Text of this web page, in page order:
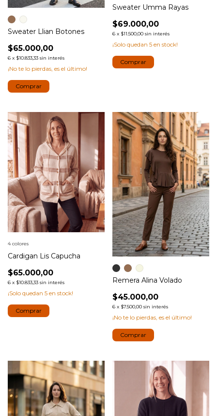
Sweater Llian Botones
$65.000,00
6 x $10.833,33 sin interés
¡No te lo pierdas, es el último!
Comprar
Sweater Umma Rayas
$69.000,00
6 x $11.500,00 sin interés
¡Solo quedan 5 en stock!
Comprar
Cardigan Lis Capucha
$65.000,00
6 x $10.833,33 sin interés
¡Solo quedan 5 en stock!
4 colores
Comprar
Remera Alina Volado
$45.000,00
6 x $7.500,00 sin interés
¡No te lo pierdas, es el último!
Comprar